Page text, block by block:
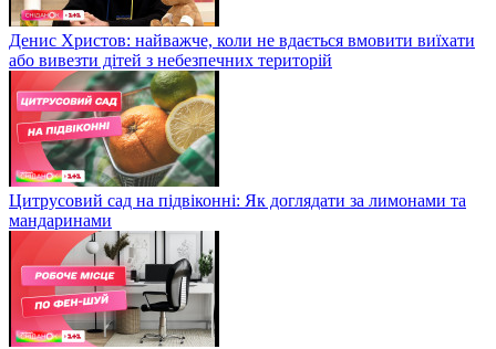
Денис Христов: найважче, коли не вдається вмовити виїхати
або вивезти дітей з небезпечних територій
Цитрусовий сад на підвіконні: Як доглядати за лимонами та
мандаринами